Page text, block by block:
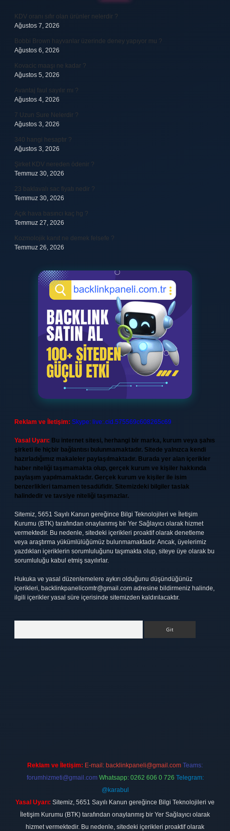
KDV oranı sıfır olan ürünler nelerdir ?
Ağustos 7, 2026
Bobbi Brown hayvanlar üzerinde deney yapıyor mu ?
Ağustos 6, 2026
Kovacic maaşı ne kadar ?
Ağustos 5, 2026
Avantaj faul sayılır mı ?
Ağustos 4, 2026
7 Uzun Sure Nelerdir ?
Ağustos 3, 2026
340 hangi hesaptır ?
Ağustos 3, 2026
Şirket KDV nereden ödenir ?
Temmuz 30, 2026
23 baklavalı sac fiyatı nedir ?
Temmuz 30, 2026
Açık hava basıncı kaç hg ?
Temmuz 27, 2026
Kozmolojik kanıt ne demek felsefe ?
Temmuz 26, 2026
Reklam ve İletişim: Skype: live:.cid.575569c608265c69
Yasal Uyarı: Bu internet sitesi, herhangi bir marka, kurum veya şahıs
şirketi ile hiçbir bağlantısı bulunmamaktadır. Sitede yalnızca kendi
hazırladığımız makaleler paylaşılmaktadır. Burada yer alan içerikler
haber niteliği taşımamakta olup, gerçek kurum ve kişiler hakkında
paylaşım yapılmamaktadır. Gerçek kurum ve kişiler ile isim
benzerlikleri tamamen tesadüfidir. Sitemizdeki bilgiler taslak
halindedir ve tavsiye niteliği taşımazlar.
Sitemiz, 5651 Sayılı Kanun gereğince Bilgi Teknolojileri ve İletişim
Kurumu (BTK) tarafından onaylanmış bir Yer Sağlayıcı olarak hizmet
vermektedir. Bu nedenle, sitedeki içerikleri proaktif olarak denetleme
veya araştırma yükümlülüğümüz bulunmamaktadır. Ancak, üyelerimiz
yazdıkları içeriklerin sorumluluğunu taşımakta olup, siteye üye olarak bu
sorumluluğu kabul etmiş sayılırlar.
Hukuka ve yasal düzenlemelere aykırı olduğunu düşündüğünüz
içerikleri, backlinkpanelicomtr@gmail.com adresine bildirmeniz halinde,
ilgili içerikler yasal süre içerisinde sitemizden kaldırılacaktır.
Reklam ve İletişim: E-mail: backlinkpaneli@gmail.com Teams:
forumhizmeti@gmail.com Whatsapp: 0262 606 0 726 Telegram:
@karabul
Yasal Uyarı: Sitemiz, 5651 Sayılı Kanun gereğince Bilgi Teknolojileri ve
İletişim Kurumu (BTK) tarafından onaylanmış bir Yer Sağlayıcı olarak
hizmet vermektedir. Bu nedenle, sitedeki içerikleri proaktif olarak